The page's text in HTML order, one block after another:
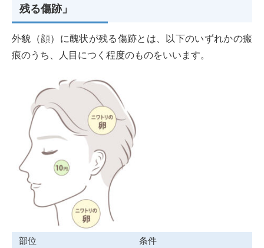
残る傷跡」
外貌（顔）に醜状が残る傷跡とは、以下のいずれかの瘢
痕のうち、人目につく程度のものをいいます。
部位
条件